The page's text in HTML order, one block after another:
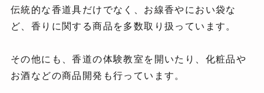
伝統的な香道具だけでなく、お線香やにおい袋な
ど、香りに関する商品を多数取り扱っています。
その他にも、香道の体験教室を開いたり、化粧品や
お酒などの商品開発も行っています。